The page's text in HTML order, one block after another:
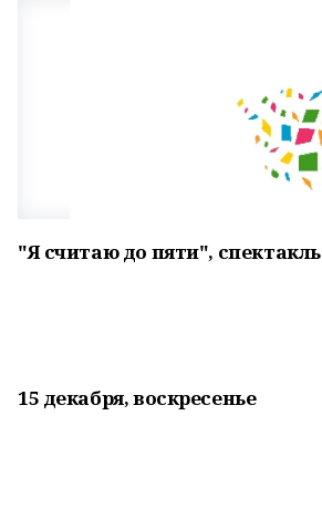
"Я считаю до пяти", спектакль
15 декабря, воскресенье